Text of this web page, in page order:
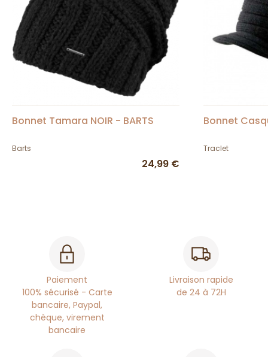
Bonnet Tamara NOIR - BARTS
Barts
24,99 €
Bonnet
Traclet
Paiement
100% sécurisé - Carte
bancaire, Paypal,
chèque, virement
bancaire
Livraison rapide
de 24 à 72H